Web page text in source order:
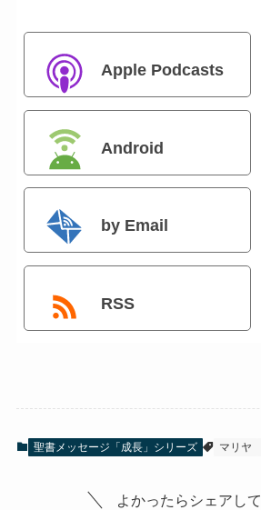
Apple Podcasts
Android
by Email
RSS
聖書メッセージ「成長」シリーズ マリヤ
よかったらシェアして